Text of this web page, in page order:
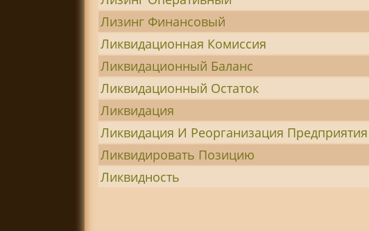
Лизинг Финансовый
Ликвидационная Комиссия
Ликвидационный Баланс
Ликвидационный Остаток
Ликвидация
Ликвидация И Реорганизация Предприятия
Ликвидировать Позицию
Ликвидность